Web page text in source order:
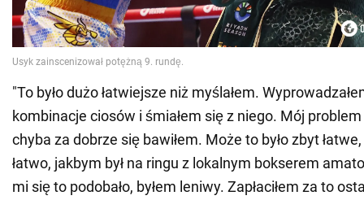
"To było dużo łatwiejsze niż myślałem.
kombinacje ciosów i śmiałem się z niego. Mój problem
chyba za dobrze się bawiłem. Może to było zbyt
łatwo, jakbym był na ringu z lokalnym bokserem
mi się to podobało, byłem leniwy. Zapłaciłem za to